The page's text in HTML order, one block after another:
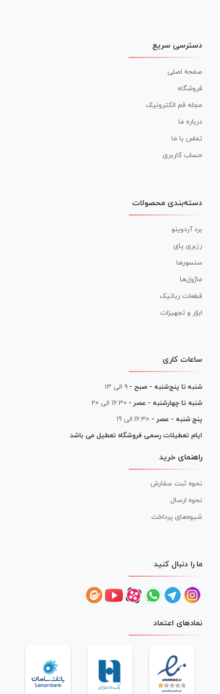
دسترسی سریع
صفحه اصلی
فروشگاه
مجله قم الکترونیک
درباره ما
تماس با ما
حساب کاربری
دسته‌بندی محصولات
برد آردوینو
رزبری پای
سنسورها
ماژول‌ها
قطعات رباتیک
ابزار و تجهیزات
ساعات کاری
شنبه تا پنج‌شنبه - صبح - ۹ الی ۱۳
شنبه تا چهارشنبه - عصر - 16:30 الی 20
پنج شنبه - عصر - 16:30 الی 19
ایام تعطیلات رسمی فروشگاه تعطیل می باشد
راهنمای خرید
نحوه ثبت سفارش
نحوه ارسال
شیوه‌های پرداخت
ما را دنبال کنید
نمادهای اعتماد